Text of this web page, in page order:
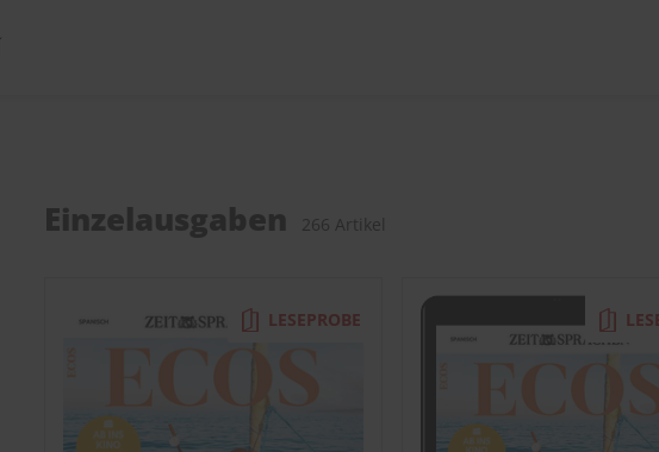
Einzelausgaben 266 Artikel
LESEPROBE